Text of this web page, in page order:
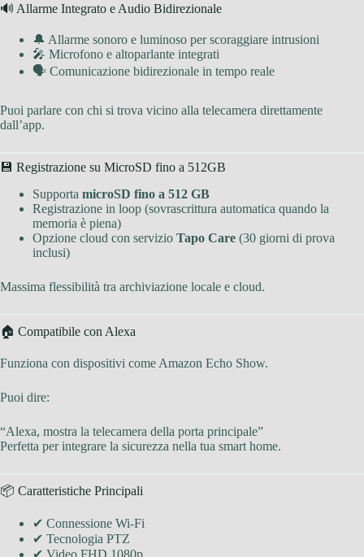
🔊 Allarme Integrato e Audio Bidirezionale
🔔 Allarme sonoro e luminoso per scoraggiare intrusioni
🎤 Microfono e altoparlante integrati
🗣 Comunicazione bidirezionale in tempo reale
Puoi parlare con chi si trova vicino alla telecamera direttamente
dall’app.
💾 Registrazione su MicroSD fino a 512GB
Supporta microSD fino a 512 GB
Registrazione in loop (sovrascrittura automatica quando la
memoria è piena)
Opzione cloud con servizio Tapo Care (30 giorni di prova
inclusi)
Massima flessibilità tra archiviazione locale e cloud.
🏠 Compatibile con Alexa
Funziona con dispositivi come Amazon Echo Show.
Puoi dire:
“Alexa, mostra la telecamera della porta principale”
Perfetta per integrare la sicurezza nella tua smart home.
📦 Caratteristiche Principali
✔ Connessione Wi-Fi
✔ Tecnologia PTZ
✔ Video FHD 1080p